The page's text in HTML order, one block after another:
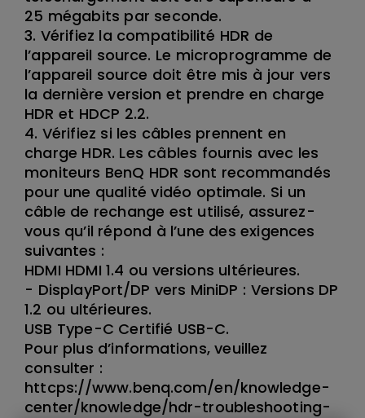
25 mégabits par seconde.
3. Vérifiez la compatibilité HDR de
l’appareil source. Le microprogramme de
l’appareil source doit être mis à jour vers
la dernière version et prendre en charge
HDR et HDCP 2.2.
4. Vérifiez si les câbles prennent en
charge HDR. Les câbles fournis avec les
moniteurs BenQ HDR sont recommandés
pour une qualité vidéo optimale. Si un
câble de rechange est utilisé, assurez-
vous qu’il répond à l’une des exigences
suivantes :
HDMI HDMI 1.4 ou versions ultérieures.
- DisplayPort/DP vers MiniDP : Versions DP
1.2 ou ultérieures.
USB Type-C Certifié USB-C.
Pour plus d’informations, veuillez
consulter :
httcps://www.benq.com/en/knowledge-
center/knowledge/hdr-troubleshooting-